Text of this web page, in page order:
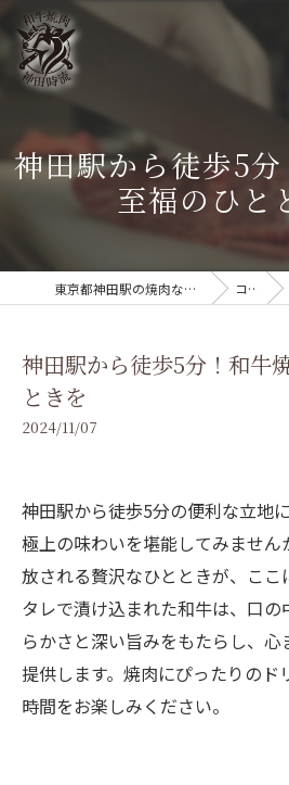
神田駅から徒歩5
至福のひと
東京都神田駅の焼肉なら和牛焼肉 神田時流 コラム
神田駅から徒歩5分！和牛
ときを
2024/11/07
神田駅から徒歩5分の便利な立地
極上の味わいを堪能してみませ
放される贅沢なひとときが、ここ
タレで漬け込まれた和牛は、口
らかさと深い旨みをもたらし、
提供します。焼肉にぴったりのド
時間をお楽しみください。